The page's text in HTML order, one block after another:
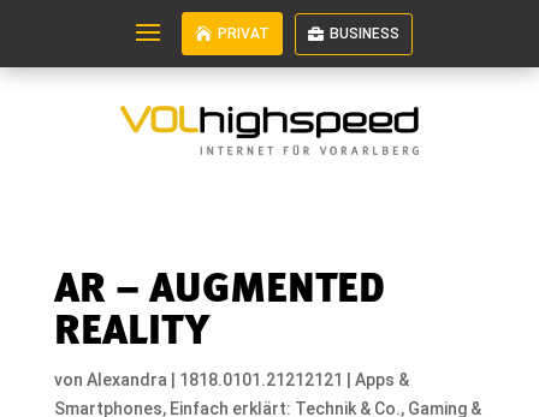
PRIVAT BUSINESS
AR – AUGMENTED
REALITY
von Alexandra 1818.0101.21212121
Apps &
Smartphones, Einfach erklärt: Technik & Co., Gaming &